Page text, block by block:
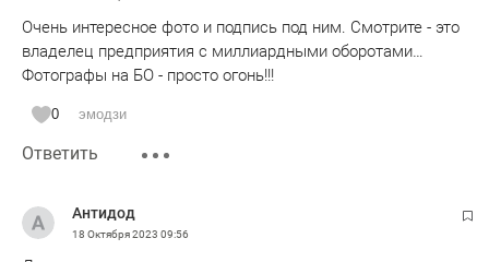
Очень интересное фото и подпись под ним. Смотрите - это
владелец предприятия с миллиардными оборотами…
Фотографы на БО - просто огонь!!!
0 эмодзи
Ответить
Антидод
18 Октября 2023 09:56